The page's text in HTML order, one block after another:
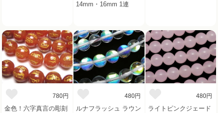
14mm・16mm 1連
780円
金色！六字真言の彫刻
480円
ルナフラッシュ ラウン
480円
ライトピンクジェード